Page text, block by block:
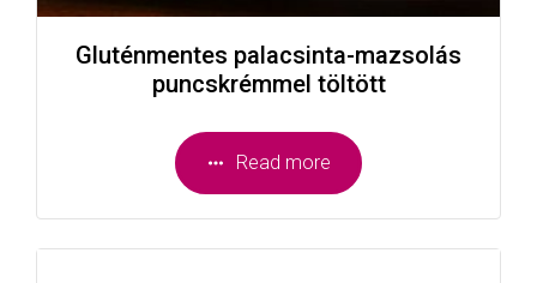
Gluténmentes palacsinta-mazsolás
puncskrémmel töltött
Read more